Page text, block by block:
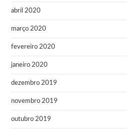
abril 2020
março 2020
fevereiro 2020
janeiro 2020
dezembro 2019
novembro 2019
outubro 2019